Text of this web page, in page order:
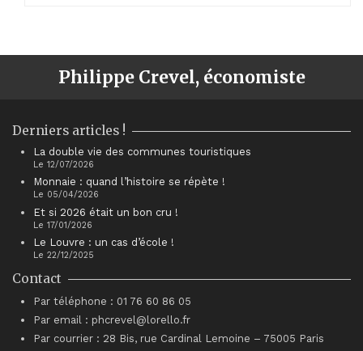
Philippe Crevel, économiste
Derniers articles !
La double vie des communes touristiques
Le 12/07/2026
Monnaie : quand l’histoire se répète !
Le 05/04/2026
Et si 2026 était un bon cru !
Le 17/01/2026
Le Louvre : un cas d’école !
Le 22/12/2025
Contact
Par téléphone : 01 76 60 86 05
Par email : phcrevel@lorello.fr
Par courrier : 28 Bis, rue Cardinal Lemoine – 75005 Paris